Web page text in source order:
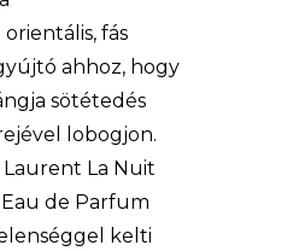
fás
ahhoz, hogy
sötétedés
lobogjon.
Laurent La Nuit
Eau de Parfum
kelti